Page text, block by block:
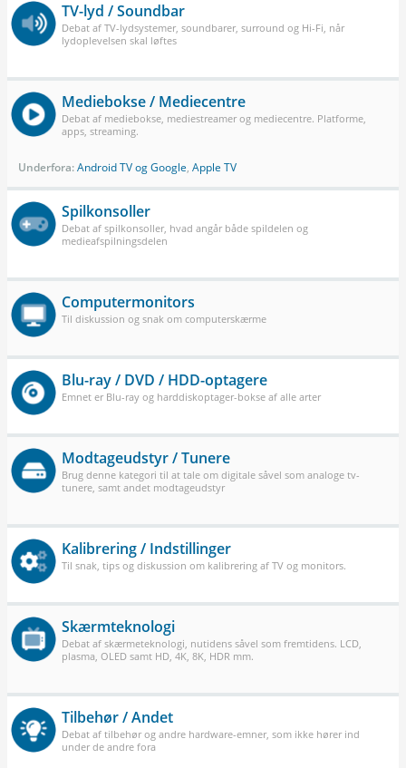
TV-lyd / Soundbar
Debat af TV-lydsystemer, soundbarer, surround og Hi-Fi, når
lydoplevelsen skal løftes
Mediebokse / Mediecentre
Debat af mediebokse, mediestreamer og mediecentre. Platforme,
apps, streaming.
Underfora:Android TV og Google, Apple TV
Spilkonsoller
Debat af spilkonsoller, hvad angår både spildelen og
medieafspilningsdelen
Computermonitors
Til diskussion og snak om computerskærme
Blu-ray / DVD / HDD-optagere
Emnet er Blu-ray og harddiskoptager-bokse af alle arter
Modtageudstyr / Tunere
Brug denne kategori til at tale om digitale såvel som analoge tv-
tunere, samt andet modtageudstyr
Kalibrering / Indstillinger
Til snak, tips og diskussion om kalibrering af TV og monitors.
Skærmteknologi
Debat af skærmeteknologi, nutidens såvel som fremtidens. LCD,
plasma, OLED samt HD, 4K, 8K, HDR mm.
Tilbehør / Andet
Debat af tilbehør og andre hardware-emner, som ikke hører ind
under de andre fora